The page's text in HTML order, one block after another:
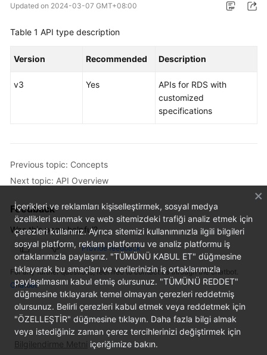
Service
Started
Best
Performance
White
Paper
API
Reference
SDK
Reference
Updated on 2024-03-07 GMT+08:00
Table 1 API type description
Version Recommended Description
v3 Yes
APIs for RDS with
customized
specifications
Previous topic: Concepts
Next topic: API Overview
Feedback
Was this page helpful?
Provide feedback
For any further questions, feel free to contact us through the chatbot.
Chatbot
İçerikleri ve reklamları kişiselleştirmek, sosyal medya
özellikleri sunmak ve web sitemizdeki trafiği analiz etmek için
çerezleri kullanırız. Ayrıca sitemizi kullanımınızla ilgili bilgileri
sosyal platform, reklam platformu ve analiz platformu iş
ortaklarımızla paylaşırız. "TÜMÜNÜ KABUL ET" düğmesine
tıklayarak bu amaçları ve verilerinizin iş ortaklarımızla
paylaşılmasını kabul etmiş olursunuz. "TÜMÜNÜ REDDET"
düğmesine tıklayarak temel olmayan çerezleri reddetmiş
olursunuz. Belirli çerezleri kabul etmek veya reddetmek için
"ÖZELLEŞTİR" düğmesine tıklayın. Daha fazla bilgi almak
veya istediğiniz zaman çerez tercihlerinizi değiştirmek için
Bilgilendirme Metni içeriğimize bakın.